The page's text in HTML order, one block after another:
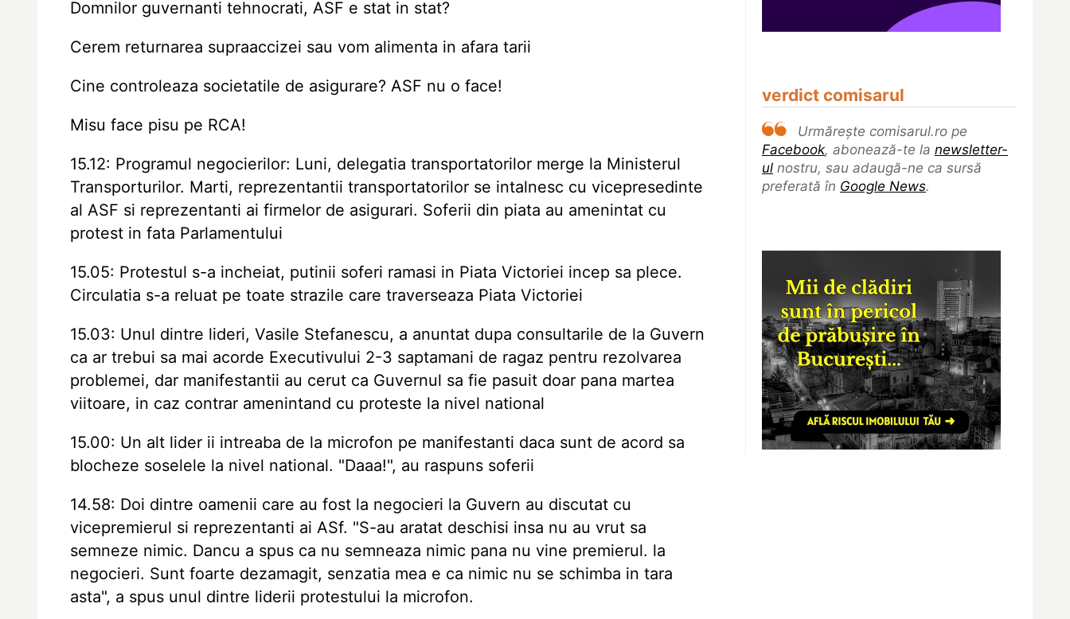
verdict comisarul
Urmărește comisarul.ro pe
Facebook, abonează-te la newsletter-
ul nostru, sau adaugă-ne ca sursă
preferată în Google News.
Domnilor guvernanti tehnocrati, ASF e stat in stat?
Cerem returnarea supraaccizei sau vom alimenta in afara tarii
Cine controleaza societatile de asigurare? ASF nu o face!
Misu face pisu pe RCA!
15.12: Programul negocierilor: Luni, delegatia transportatorilor merge la Ministerul
Transporturilor. Marti, reprezentantii transportatorilor se intalnesc cu vicepresedinte
al ASF si reprezentanti ai firmelor de asigurari. Soferii din piata au amenintat cu
protest in fata Parlamentului
15.05: Protestul s-a incheiat, putinii soferi ramasi in Piata Victoriei incep sa plece.
Circulatia s-a reluat pe toate strazile care traverseaza Piata Victoriei
15.03: Unul dintre lideri, Vasile Stefanescu, a anuntat dupa consultarile de la Guvern
ca ar trebui sa mai acorde Executivului 2-3 saptamani de ragaz pentru rezolvarea
problemei, dar manifestantii au cerut ca Guvernul sa fie pasuit doar pana martea
viitoare, in caz contrar amenintand cu proteste la nivel national
15.00: Un alt lider ii intreaba de la microfon pe manifestanti daca sunt de acord sa
blocheze soselele la nivel national. "Daaa!", au raspuns soferii
14.58: Doi dintre oamenii care au fost la negocieri la Guvern au discutat cu
vicepremierul si reprezentanti ai ASf. "S-au aratat deschisi insa nu au vrut sa
semneze nimic. Dancu a spus ca nu semneaza nimic pana nu vine premierul. la
negocieri. Sunt foarte dezamagit, senzatia mea e ca nimic nu se schimba in tara
asta", a spus unul dintre liderii protestului la microfon.